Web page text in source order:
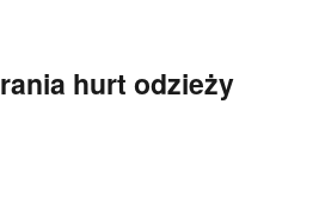
hurt odzieży